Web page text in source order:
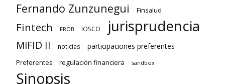
Fernando Zunzunegui Finsalud
Fintech FROB IOSCO jurisprudencia
MiFID II noticias participaciones preferentes
Preferentes regulación financiera sandbox
Sinopsis